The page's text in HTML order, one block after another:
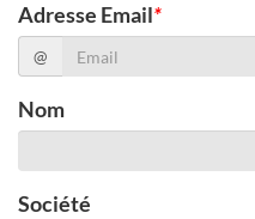
Adresse Email*
@
Nom
Société